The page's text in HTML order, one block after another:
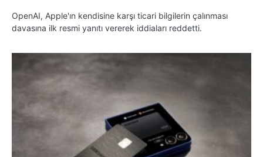
OpenAI, Apple'ın kendisine karşı ticari bilgilerin çalınması
davasına ilk resmi yanıtı vererek iddiaları reddetti.